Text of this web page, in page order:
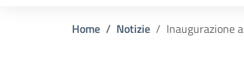
Home Notizie Inaugurazione